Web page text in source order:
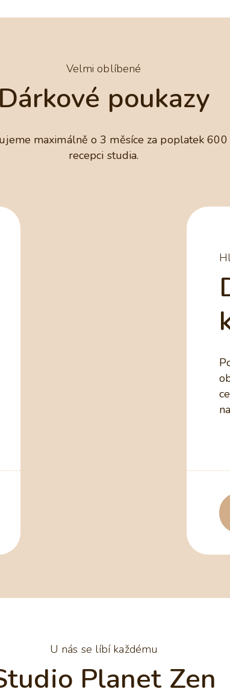
Velmi oblíbené
Dárkové poukazy
maximálně o 3 měsíce za poplatek 600
recepci studia.
U nás se líbí každému
Planet Zen